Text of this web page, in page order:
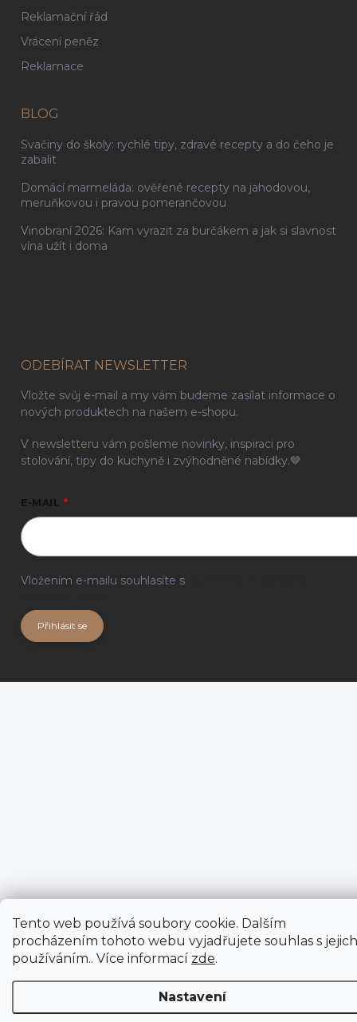
Tento web používá soubory cookie. Dalším
procházením tohoto webu vyjadřujete souhlas s jejich
používáním.. Více informací zde.
Nastavení
Reklamační řád
Vrácení peněz
Reklamace
BLOG
Svačiny do školy: rychlé tipy, zdravé recepty a do čeho je
zabalit
Domácí marmeláda: ověřené recepty na jahodovou,
meruňkovou i pravou pomerančovou
Vinobraní 2026: Kam vyrazit za burčákem a jak si slavnost
vína užít i doma
ODEBÍRAT NEWSLETTER
Vložte svůj e-mail a my vám budeme zasílat informace o
nových produktech na našem e-shopu.
V newsletteru vám pošleme novinky, inspiraci pro
stolování, tipy do kuchyně i zvýhodněné nabídky.🤎
E-MAIL
Vložením e-mailu souhlasíte s
Přihlásit se